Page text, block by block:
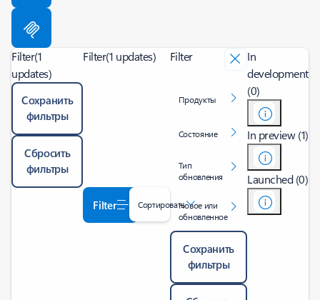
Filter(1
updates)
Сохранить
фильтры
Сбросить
фильтры
Filter(1 updates)
Filter Сортировать
Filter
Продукты
Состояние
Тип
обновления
Новое или
обновленное
Сохранить
фильтры
In
development
(0)
In preview (1)
Launched (0)